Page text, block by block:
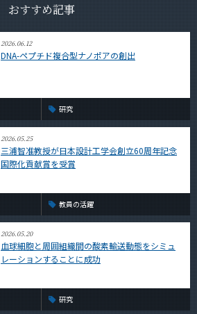
おすすめ記事
2026.06.12
DNA-ペプチド複合型ナノポアの創出
研究
2026.05.25
三浦智准教授が日本設計工学会創立60周年記念
国際化貢献賞を受賞
教員の活躍
2026.05.20
血球細胞と周囲組織間の酸素輸送動態をシミュ
レーションすることに成功
研究